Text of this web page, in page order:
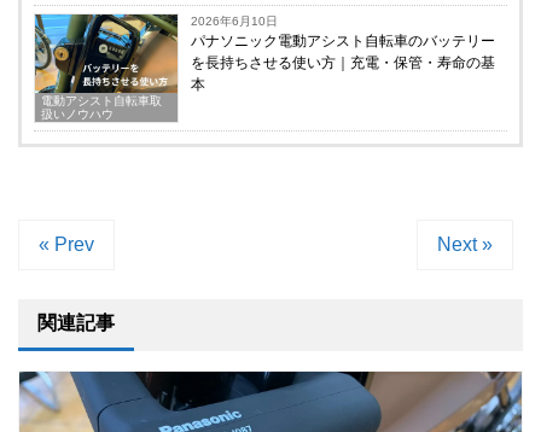
電動アシスト自転車取
扱いノウハウ
2026年6月10日
パナソニック電動アシスト自転車のバッテリー
を長持ちさせる使い方｜充電・保管・寿命の基
本
« Prev Next »
関連記事